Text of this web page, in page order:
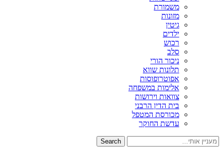
משמורת
מזונות
גיטין
ילדים
רכוש
סלב
ניכור הורי
תלונות שווא
אפוטרופוסות
אלימות במשפחה
צוואות וירושות
בית הדין הרבני
מכורסת המטפל
עדשת החוקר
Search